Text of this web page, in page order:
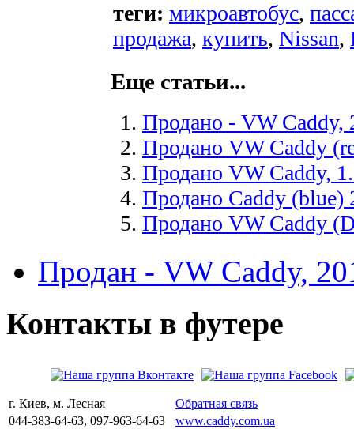
теги: микроавтобус,
продажа, купить, Nissan,
Еще статьи...
Продано - VW Caddy,
Продано VW Caddy
Продано VW Caddy,
Продано Caddy (blue)
Продано VW Caddy
Продан - VW Caddy,
Контакты в футере
г. Киев, м. Лесная
Обратная связь
044-383-64-63, 097-963-64-63
www.caddy.com.ua